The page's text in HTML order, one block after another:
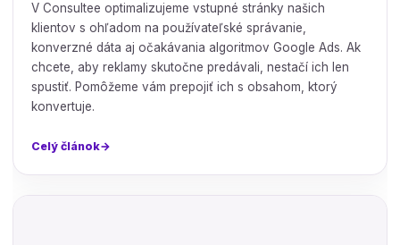
V Consultee optimalizujeme vstupné stránky našich
klientov s ohľadom na používateľské správanie,
konverzné dáta aj očakávania algoritmov Google Ads. Ak
chcete, aby reklamy skutočne predávali, nestačí ich len
spustiť. Pomôžeme vám prepojiť ich s obsahom, ktorý
konvertuje.
Celý článok